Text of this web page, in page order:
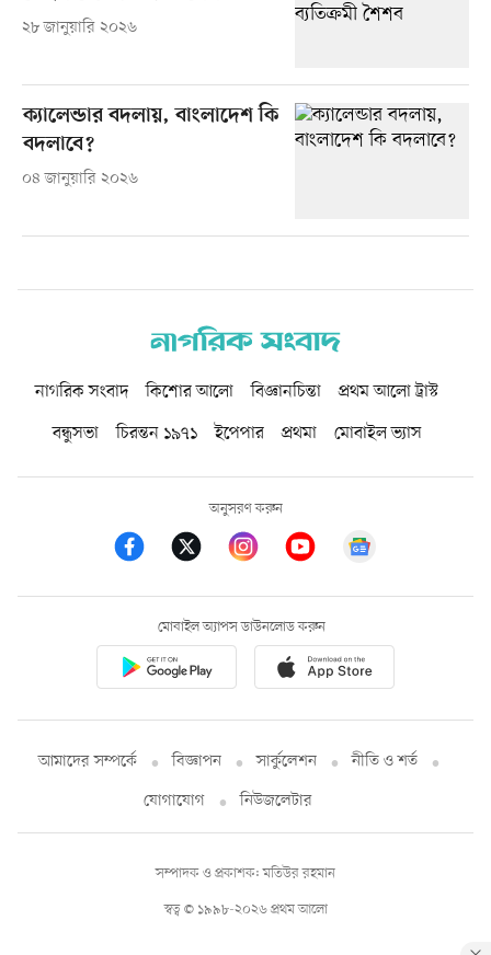
২৮ জানুয়ারি ২০২৬
ক্যালেন্ডার বদলায়, বাংলাদেশ কি
বদলাবে?
০৪ জানুয়ারি ২০২৬
নাগরিক সংবাদ কিশোর আলো বিজ্ঞানচিন্তা
প্রথম আলো ট্রাস্ট
বন্ধুসভা
চিরন্তন ১৯৭১ ইপেপার প্রথমা মোবাইল ভ্যাস
অনুসরণ করুন
মোবাইল অ্যাপস ডাউনলোড করুন
আমাদের সম্পর্কে বিজ্ঞাপন সার্কুলেশন
নীতি ও শর্ত
যোগাযোগ
নিউজলেটার
স্বত্ব © ১৯৯৮-২০২৬ প্রথম আলো
সম্পাদক ও প্রকাশক: মতিউর রহমান